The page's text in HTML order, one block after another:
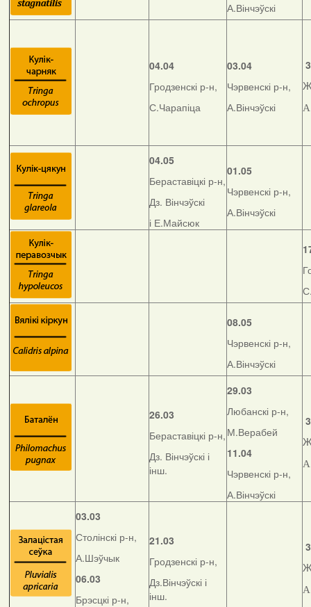
А.Вінчэўскі
04.04
Гродзенскі р-н,
С.Чарапіца
03.04
Чэрвенскі р-н,
А.Вінчэўскі
04.05
Бераставіцкі р-н,
Дз. Вінчэўскі
і Е.Майсюк
01.05
Чэрвенскі р-н,
А.Вінчэўскі
08.05
Чэрвенскі р-н,
А.Вінчэўскі
26.03
Бераставіцкі р-н,
Дз. Вінчэўскі і
інш.
29.03
Любанскі р-н,
М.Верабей
11.04
Чэрвенскі р-н,
А.Вінчэўскі
03.03
Столінскі р-н,
А.Шэўчык
06.03
Брэсцкі р-н,
21.03
Гродзенскі р-н,
Дз.Вінчэўскі і
інш.